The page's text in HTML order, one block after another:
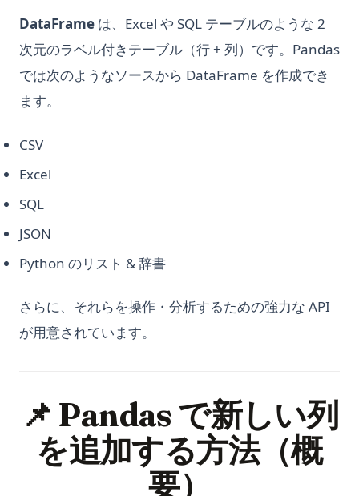
DataFrame は、Excel や SQL テーブルのような 2
次元のラベル付きテーブル（行 + 列）です。Pandas
では次のようなソースから DataFrame を作成でき
ます。
CSV
Excel
SQL
JSON
Python のリスト & 辞書
さらに、それらを操作・分析するための強力な API
が用意されています。
📌 Pandas で新しい列
を追加する方法（概
要）